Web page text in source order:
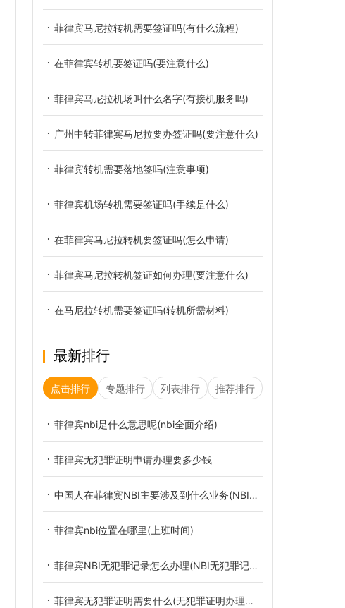
菲律宾马尼拉转机需要签证吗(有什么流程)
在菲律宾转机要签证吗(要注意什么)
菲律宾马尼拉机场叫什么名字(有接机服务吗)
广州中转菲律宾马尼拉要办签证吗(要注意什么)
菲律宾转机需要落地签吗(注意事项)
菲律宾机场转机需要签证吗(手续是什么)
在菲律宾马尼拉转机要签证吗(怎么申请)
菲律宾马尼拉转机签证如何办理(要注意什么)
在马尼拉转机需要签证吗(转机所需材料)
最新排行
点击排行 专题排行 列表排行 推荐排行
菲律宾nbi是什么意思呢(nbi全面介绍)
菲律宾无犯罪证明申请办理要多少钱
中国人在菲律宾NBI主要涉及到什么业务(NBI业务介绍)
菲律宾nbi位置在哪里(上班时间)
菲律宾NBI无犯罪记录怎么办理(NBI无犯罪记录介绍)
菲律宾无犯罪证明需要什么(无犯罪证明办理流程)